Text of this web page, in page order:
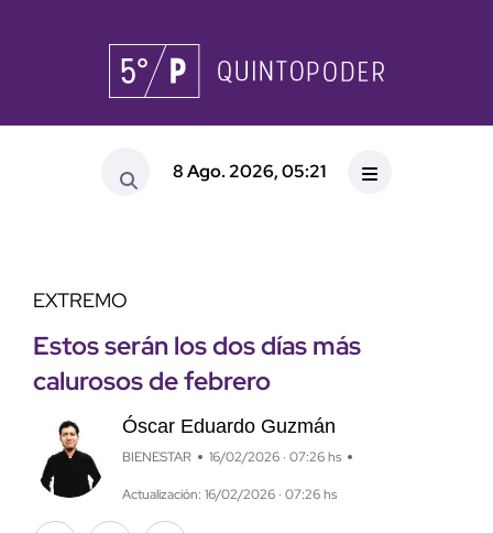
8 Ago. 2026, 05:21
EXTREMO
Estos serán los dos días más
calurosos de febrero
Óscar Eduardo Guzmán
BIENESTAR 16/02/2026 · 07:26 hs
Actualización: 16/02/2026 · 07:26 hs